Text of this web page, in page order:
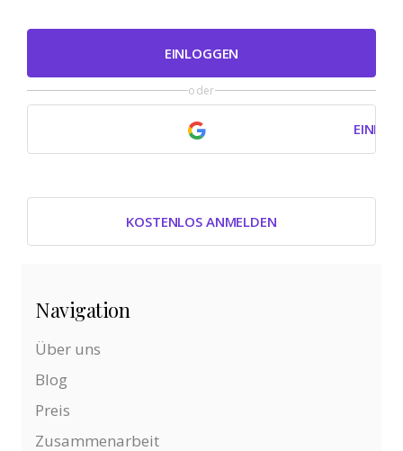
EINLOGGEN
oder
KOSTENLOS ANMELDEN
Navigation
Über uns
Blog
Preis
Zusammenarbeit